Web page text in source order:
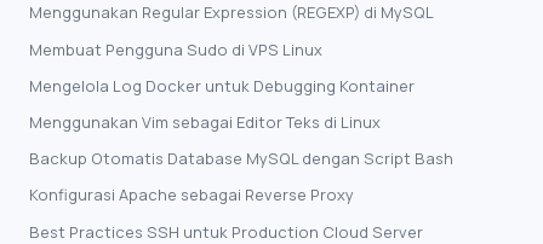
Menggunakan Regular Expression (REGEXP) di MySQL
Membuat Pengguna Sudo di VPS Linux
Mengelola Log Docker untuk Debugging Kontainer
Menggunakan Vim sebagai Editor Teks di Linux
Backup Otomatis Database MySQL dengan Script Bash
Konfigurasi Apache sebagai Reverse Proxy
Best Practices SSH untuk Production Cloud Server